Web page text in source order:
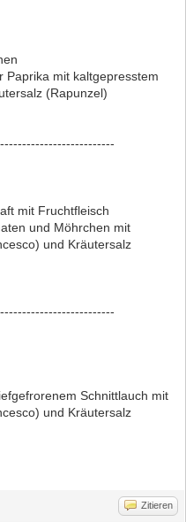
Paprika mit kaltgepresstem
(Rapunzel)
mit Fruchtfleisch
und Möhrchen mit
und Kräutersalz
Schnittlauch mit
und Kräutersalz
Zitieren